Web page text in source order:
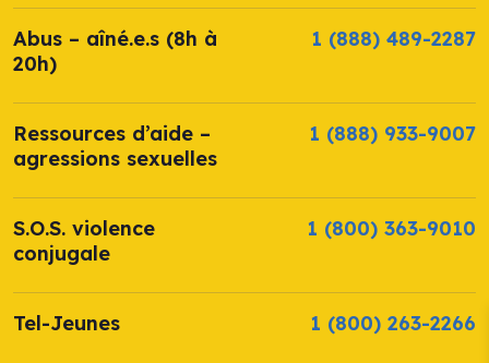
Abus – aîné.e.s (8h à
20h)
1 (888) 489-2287
Ressources d’aide –
agressions sexuelles
1 (888) 933-9007
S.O.S. violence
conjugale
1 (800) 363-9010
Tel-Jeunes 1 (800) 263-2266